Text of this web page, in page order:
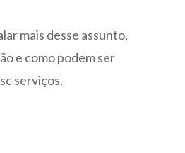
mais desse assunto,
e como podem ser
serviços.